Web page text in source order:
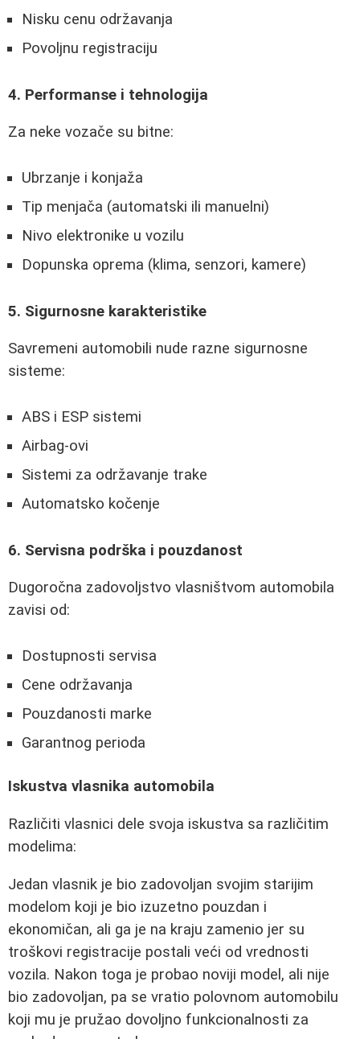
Nisku cenu održavanja
Povoljnu registraciju
4. Performanse i tehnologija
Za neke vozače su bitne:
Ubrzanje i konjaža
Tip menjača (automatski ili manuelni)
Nivo elektronike u vozilu
Dopunska oprema (klima, senzori, kamere)
5. Sigurnosne karakteristike
Savremeni automobili nude razne sigurnosne
sisteme:
ABS i ESP sistemi
Airbag-ovi
Sistemi za održavanje trake
Automatsko kočenje
6. Servisna podrška i pouzdanost
Dugoročna zadovoljstvo vlasništvom automobila
zavisi od:
Dostupnosti servisa
Cene održavanja
Pouzdanosti marke
Garantnog perioda
Iskustva vlasnika automobila
Različiti vlasnici dele svoja iskustva sa različitim
modelima:
Jedan vlasnik je bio zadovoljan svojim starijim
modelom koji je bio izuzetno pouzdan i
ekonomičan, ali ga je na kraju zamenio jer su
troškovi registracije postali veći od vrednosti
vozila. Nakon toga je probao noviji model, ali nije
bio zadovoljan, pa se vratio polovnom automobilu
koji mu je pružao dovoljno funkcionalnosti za